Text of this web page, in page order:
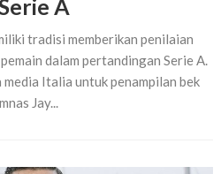
A
tradisi memberikan penilaian
dalam pertandingan Serie A.
Italia untuk penampilan bek
Jay...